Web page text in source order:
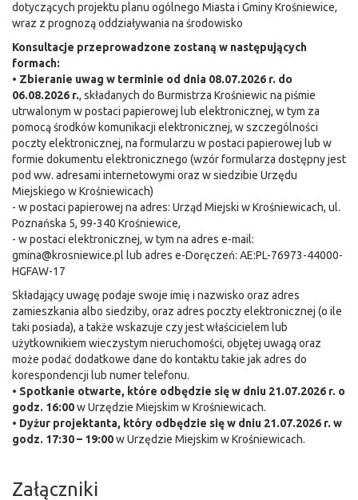
dotyczących projektu planu ogólnego Miasta i Gminy Krośniewice,
wraz z prognozą oddziaływania na środowisko
Konsultacje przeprowadzone zostaną w następujących
formach:
• Zbieranie uwag w terminie od dnia 08.07.2026 r. do
06.08.2026 r., składanych do Burmistrza Krośniewic na piśmie
utrwalonym w postaci papierowej lub elektronicznej, w tym za
pomocą środków komunikacji elektronicznej, w szczególności
poczty elektronicznej, na formularzu w postaci papierowej lub w
formie dokumentu elektronicznego (wzór formularza dostępny jest
pod ww. adresami internetowymi oraz w siedzibie Urzędu
Miejskiego w Krośniewicach)
- w postaci papierowej na adres: Urząd Miejski w Krośniewicach, ul.
Poznańska 5, 99-340 Krośniewice,
- w postaci elektronicznej, w tym na adres e-mail:
gmina@krosniewice.pl lub adres e-Doręczeń: AE:PL-76973-44000-
HGFAW-17
Składający uwagę podaje swoje imię i nazwisko oraz adres
zamieszkania albo siedziby, oraz adres poczty elektronicznej (o ile
taki posiada), a także wskazuje czy jest właścicielem lub
użytkownikiem wieczystym nieruchomości, objętej uwagą oraz
może podać dodatkowe dane do kontaktu takie jak adres do
korespondencji lub numer telefonu.
• Spotkanie otwarte, które odbędzie się w dniu 21.07.2026 r. o
godz. 16:00w Urzędzie Miejskim w Krośniewicach.
• Dyżur projektanta, który odbędzie się w dniu 21.07.2026 r. w
godz. 17:30 – 19:00w Urzędzie Miejskim w Krośniewicach.
Załączniki